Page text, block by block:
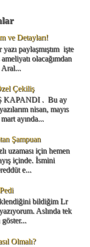
ve Detayları!
paylaşmıştım işte
olacağımdan
Aral...
Çekiliş
KAPANDI . Bu ay
nisan, mayıs
ayında...
Şampuan
uzaması için hemen
içinde. İsmini
e...
bildiğim Lr
Aslında tek
Olmalı?